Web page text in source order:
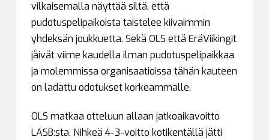
vilkaisemalla näyttää siltä, että
pudotuspelipaikoista taistelee kiivaimmin
yhdeksän joukkuetta. Sekä OLS että EräViikingit
jäivät viime kaudella ilman pudotuspelipaikkaa
ja molemmissa organisaatioissa tähän kauteen
on ladattu odotukset korkeammalle.
OLS matkaa otteluun allaan jatkoaikavoitto
LASB:sta. Nihkeä 4-3-voitto kotikentällä jätti